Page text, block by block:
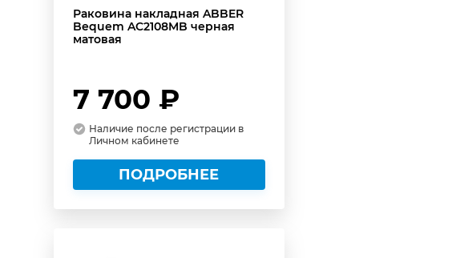
Раковина накладная ABBER
Bequem AC2108MB черная
матовая
7 700 ₽
Наличие после регистрации в
Личном кабинете
ПОДРОБНЕЕ